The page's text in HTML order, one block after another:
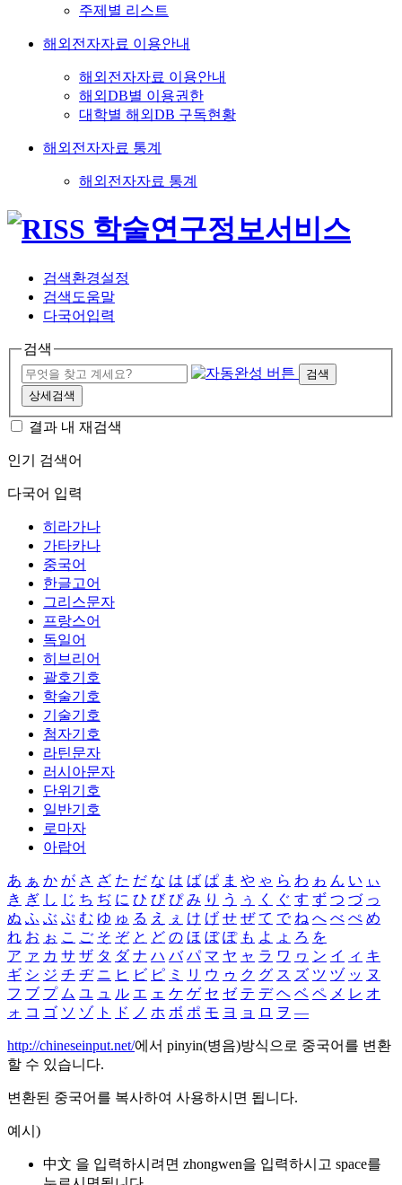
주제별 리스트
해외전자자료 이용안내
해외전자자료 이용안내
해외DB별 이용권한
대학별 해외DB 구독현황
해외전자자료 통계
해외전자자료 통계
검색환경설정
검색도움말
다국어입력
검색
검색
상세검색
결과 내 재검색
인기 검색어
다국어 입력
히라가나
가타카나
중국어
한글고어
그리스문자
프랑스어
독일어
히브리어
괄호기호
학술기호
기술기호
첨자기호
라틴문자
러시아문자
단위기호
일반기호
로마자
아랍어
あ ぁ か が さ ざ た だ な は ば ぱ ま や ゃ ら わ ゎ ん い ぃ
き ぎ し じ ち ぢ に ひ び ぴ み り う ぅ く ぐ す ず つ づ っ
ぬ ふ ぶ ぷ む ゆ ゅ る え ぇ け げ せ ぜ て で ね へ べ ぺ め
れ お ぉ こ ご そ ぞ と ど の ほ ぼ ぽ も よ ょ ろ を
ア ァ カ サ ザ タ ダ ナ ハ バ パ マ ヤ ャ ラ ワ ヮ ン イ ィ キ
ギ シ ジ チ ヂ ニ ヒ ビ ピ ミ リ ウ ゥ ク グ ス ズ ツ ヅ ッ ヌ
フ ブ プ ム ユ ュ ル エ ェ ケ ゲ セ ゼ テ デ ヘ ベ ペ メ レ オ
ォ コ ゴ ソ ゾ ト ド ノ ホ ボ ポ モ ヨ ョ ロ ヲ ―
http://chineseinput.net/에서 pinyin(병음)방식으로 중국어를 변환
할 수 있습니다.
변환된 중국어를 복사하여 사용하시면 됩니다.
예시)
中文 을 입력하시려면 zhongwen을 입력하시고 space를